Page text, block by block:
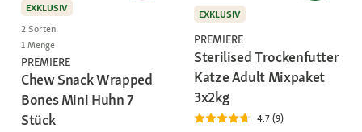
EXKLUSIV
2 Sorten
1 Menge
PREMIERE
Chew Snack Wrapped
Bones Mini Huhn 7
Stück
EXKLUSIV
PREMIERE
Sterilised Trockenfutter
Katze Adult Mixpaket
3x2kg
4.7 (9)